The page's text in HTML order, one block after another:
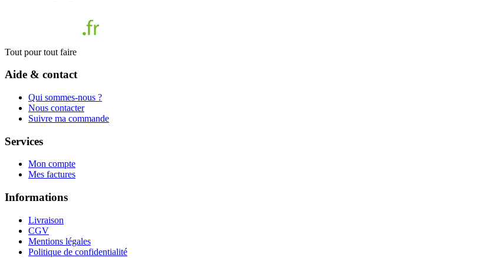
Tout pour tout faire
Aide & contact
Qui sommes-nous ?
Nous contacter
Suivre ma commande
Services
Mon compte
Mes factures
Informations
Livraison
CGV
Mentions légales
Politique de confidentialité